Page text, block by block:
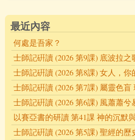
最近內容
何處是吾家？
士師記硏讀 (2026 第9課) 底波拉之
士師記硏讀 (2026 第8課) 女人，你
士師記硏讀 (2026 第7課) 屬靈色盲
士師記硏讀 (2026 第6課) 風蕭蕭兮
以賽亞書的研讀 第41課 神的沉默
士師記硏讀 (2026 第5課) 聖經的歷